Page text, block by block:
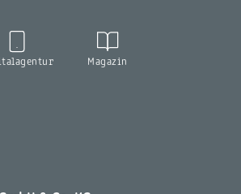
Magazin